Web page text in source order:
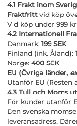
4.1 Frakt inom
Fraktfritt vid köp
Vid köp under 999
4.2 Internationell
Danmark: 199 SEK
Finland (ink. Åland):
Norge: 400 SEK
EU (Övriga länder,
Utanför EU (Resten
4.3 Tull och Moms
För kunder utanför
Den svenska
leveransadress.